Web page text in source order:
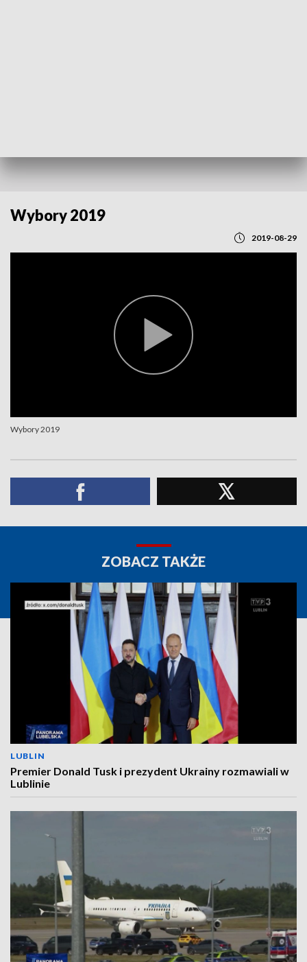
Wybory 2019
2019-08-29
Wybory 2019
ZOBACZ TAKŻE
LUBLIN
Premier Donald Tusk i prezydent Ukrainy rozmawiali w
Lublinie